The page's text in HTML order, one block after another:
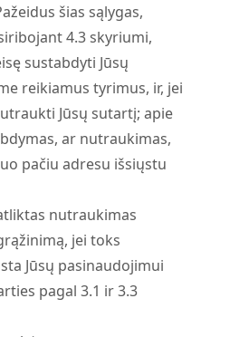
šias sąlygas,
4.3 skyriumi,
sustabdyti Jūsų
reikiamus tyrimus, ir, jei
Jūsų sutartį; apie
ar nutraukimas,
pačiu adresu išsiųstu
nutraukimas
jei toks
Jūsų pasinaudojimui
pagal 3.1 ir 3.3